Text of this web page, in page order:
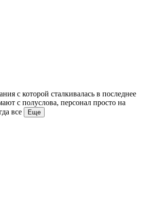
с которой сталкивалась в последнее
с полуслова, персонал просто на
все
Еще